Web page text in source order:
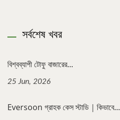
সর্বশেষ খবর
বিশ্বব্যাপী টোফু বাজারের...
25 Jun, 2026
Eversoon গ্রাহক কেস স্টাডি｜কিভাবে...